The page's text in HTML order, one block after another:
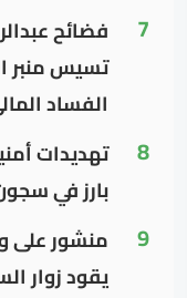
7
فضائح
تسيس منبر
الفساد
8
تهديدات
بارز في
9
منشور على
يقود زوار